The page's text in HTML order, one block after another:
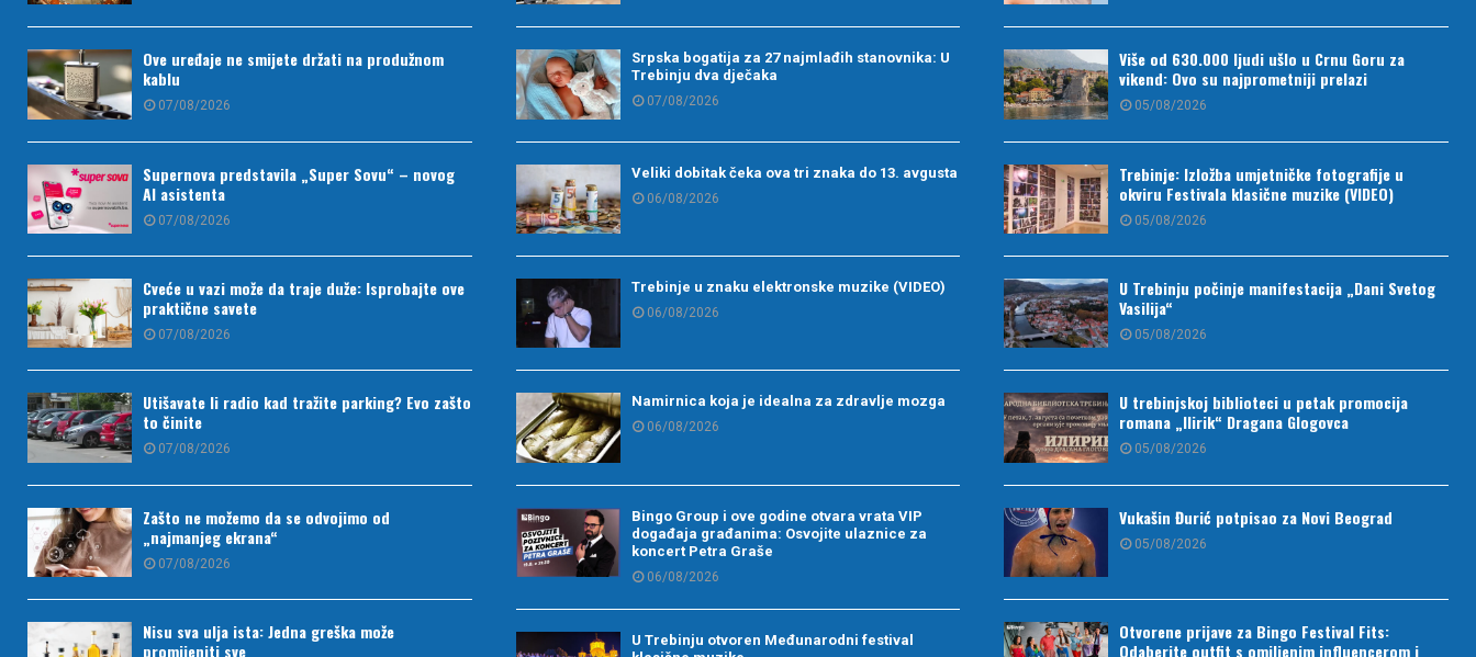
Ove uređaje ne smijete držati na produžnom
kablu
07/08/2026
Supernova predstavila „Super Sovu“ – novog
AI asistenta
07/08/2026
Cveće u vazi može da traje duže: Isprobajte ove
praktične savete
07/08/2026
Utišavate li radio kad tražite parking? Evo zašto
to činite
07/08/2026
Zašto ne možemo da se odvojimo od
„najmanjeg ekrana“
07/08/2026
Nisu sva ulja ista: Jedna greška može
promijeniti sve
Srpska bogatija za 27 najmlađih stanovnika: U
Trebinju dva dječaka
07/08/2026
Veliki dobitak čeka ova tri znaka do 13. avgusta
06/08/2026
Trebinje u znaku elektronske muzike (VIDEO)
06/08/2026
Namirnica koja je idealna za zdravlje mozga
06/08/2026
Bingo Group i ove godine otvara vrata VIP
događaja građanima: Osvojite ulaznice za
koncert Petra Graše
06/08/2026
U Trebinju otvoren Međunarodni festival
Više od 630.000 ljudi ušlo u Crnu Goru za
vikend: Ovo su najprometniji prelazi
05/08/2026
Trebinje: Izložba umjetničke fotografije u
okviru Festivala klasične muzike (VIDEO)
05/08/2026
U Trebinju počinje manifestacija „Dani Svetog
Vasilija“
05/08/2026
U trebinjskoj biblioteci u petak promocija
romana „Ilirik“ Dragana Glogovca
05/08/2026
Vukašin Đurić potpisao za Novi Beograd
05/08/2026
Otvorene prijave za Bingo Festival Fits:
Odaberite outfit s omiljenim influencerom i